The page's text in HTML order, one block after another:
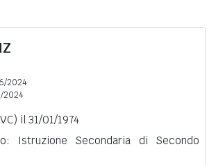
2024
2024
il 31/01/1974
Istruzione Secondaria di Secondo